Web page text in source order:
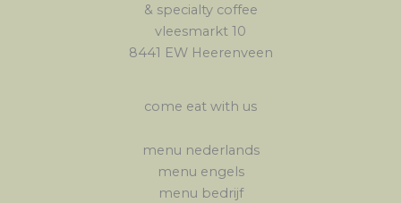
& specialty coffee
vleesmarkt 10
8441 EW Heerenveen
come eat with us
menu nederlands
menu engels
menu bedrijf